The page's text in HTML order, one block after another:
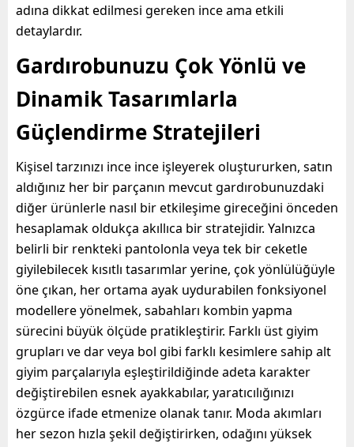
adına dikkat edilmesi gereken ince ama etkili
detaylardır.
Gardırobunuzu Çok Yönlü ve
Dinamik Tasarımlarla
Güçlendirme Stratejileri
Kişisel tarzınızı ince ince işleyerek oluştururken, satın
aldığınız her bir parçanın mevcut gardırobunuzdaki
diğer ürünlerle nasıl bir etkileşime gireceğini önceden
hesaplamak oldukça akıllıca bir stratejidir. Yalnızca
belirli bir renkteki pantolonla veya tek bir ceketle
giyilebilecek kısıtlı tasarımlar yerine, çok yönlülüğüyle
öne çıkan, her ortama ayak uydurabilen fonksiyonel
modellere yönelmek, sabahları kombin yapma
sürecini büyük ölçüde pratikleştirir. Farklı üst giyim
grupları ve dar veya bol gibi farklı kesimlere sahip alt
giyim parçalarıyla eşleştirildiğinde adeta karakter
değiştirebilen esnek ayakkabılar, yaratıcılığınızı
özgürce ifade etmenize olanak tanır. Moda akımları
her sezon hızla şekil değiştirirken, odağını yüksek